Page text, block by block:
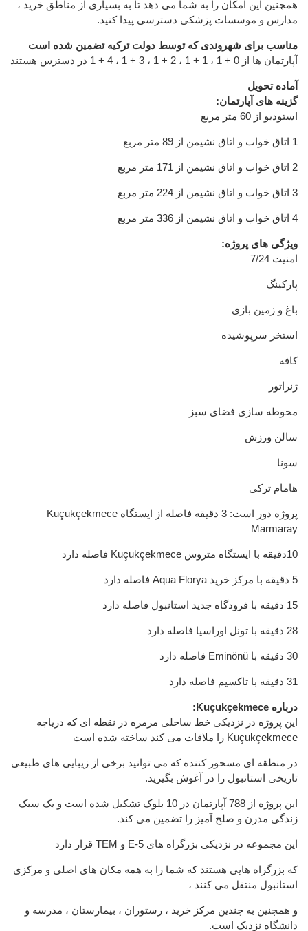
همچنین این امکان را به شما می دهد تا به بسیاری از مناطق خرید ،
مدارس و موسسات پزشکی دسترسی پیدا کنید.
مناسب برای شهروندی که توسط دولت ترکیه تضمین شده است
آپارتمان ها از 0 + 1 ، 1 + 1 ، 2 + 1 ، 3 + 1 ، 4 + 1 در دسترس هستند
آماده تحویل
گزینه های آپارتمان:
استودیو از 60 متر مربع
1 اتاق خواب و اتاق نشیمن از 89 متر مربع
2 اتاق خواب و اتاق نشیمن از 171 متر مربع
3 اتاق خواب و اتاق نشیمن از 224 متر مربع
4 اتاق خواب و اتاق نشیمن از 336 متر مربع
ویژگی های پروژه:
امنیت 7/24
پارکینگ
باغ و زمین بازی
استخر سرپوشیده
کافه
ژنراتور
محوطه سازی فضای سبز
سالن ورزش
سونا
هامام ترکی
پروژه دور است: 3 دقیقه فاصله از ایستگاه Kuçukçekmece
Marmaray
10دقیقه با ایستگاه متروس Kuçukçekmece فاصله دارد
5 دقیقه با مرکز خرید Aqua Florya فاصله دارد
15 دقیقه با فرودگاه جدید استانبول فاصله دارد
28 دقیقه با تونل اوراسیا فاصله دارد
30 دقیقه با Eminönü فاصله دارد
31 دقیقه با تاکسیم فاصله دارد
درباره Kuçukçekmece:
این پروژه در نزدیکی خط ساحلی مرمره در نقطه ای که دریاچه
Kuçukçekmece را ملاقات می کند ساخته شده است
در منطقه ای مسحور کننده که می توانید برخی از زیبایی های طبیعی
تاریخی استانبول را در آغوش بگیرید.
این پروژه از 788 آپارتمان در 10 بلوک تشکیل شده است و یک سبک
زندگی مدرن و صلح آمیز را تضمین می کند.
این مجموعه در نزدیکی بزرگراه های E-5 و TEM قرار دارد
که بزرگراه هایی هستند که شما را به همه مکان های اصلی و مرکزی
استانبول منتقل می کنند ،
و همچنین به چندین مرکز خرید ، رستوران ، بیمارستان ، مدرسه و
دانشگاه نزدیک است.